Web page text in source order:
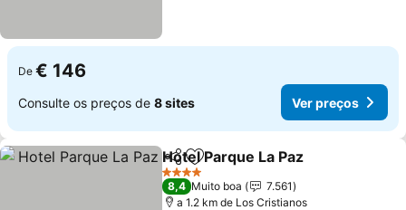
De € 146
Consulte os preços de 8 sites Ver preços
PartilharAdicionar aos favoritos
Hotel Parque La Paz
4 Estrelas
8,4 Muito boa
7.561
a 1.2 km de Los Cristianos